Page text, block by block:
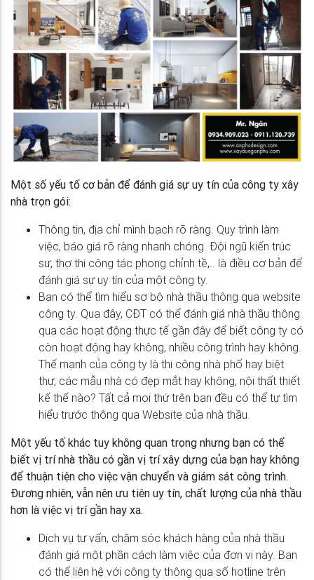
Một số yếu tố cơ bản để đánh giá sự uy tín của công ty xây
nhà trọn gói:
Thông tin, địa chỉ mình bạch rõ ràng. Quy trình làm
việc, báo giá rõ ràng nhanh chóng. Đội ngũ kiến trúc
sư, thợ thi công tác phong chỉnh tề,.. là điều cơ bản để
đánh giá sự uy tín của một công ty.
Bạn có thể tìm hiểu sơ bộ nhà thầu thông qua website
công ty. Qua đây, CĐT có thể đánh giá nhà thầu thông
qua các hoạt động thực tế gần đây để biết công ty có
còn hoạt động hay không, nhiều công trình hay không.
Thế mạnh của công ty là thi công nhà phố hay biệt
thự, các mẫu nhà có đẹp mắt hay không, nội thất thiết
kế thế nào? Tất cả mọi thứ trên bạn đều có thể tự tìm
hiểu trước thông qua Website của nhà thầu.
Một yếu tố khác tuy không quan trọng nhưng bạn có thể
biết vị trí nhà thầu có gần vị trí xây dựng của bạn hay không
để thuận tiện cho việc vận chuyển và giám sát công trình.
Đương nhiên, vẫn nên ưu tiên uy tín, chất lượng của nhà thầu
hơn là việc vị trí gần hay xa.
Dịch vụ tư vấn, chăm sóc khách hàng của nhà thầu
đánh giá một phần cách làm việc của đơn vị này. Bạn
có thể liên hệ với công ty thông qua số hotline trên